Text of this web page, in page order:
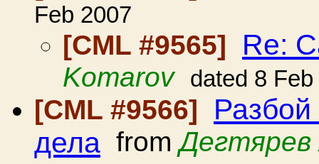
Feb 2007
[CML #9565] Re:
Komarov dated 8
[CML #9566]
дела fromДегтярев